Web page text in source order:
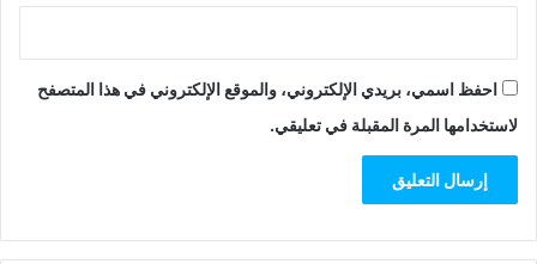
احفظ اسمي، بريدي الإلكتروني، والموقع الإلكتروني في هذا المتصفح
لاستخدامها المرة المقبلة في تعليقي.